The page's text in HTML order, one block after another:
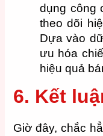
dụng công
theo dõi
Dựa vào
ưu hóa
hiệu quả
6. Kết
Giờ đây, chắc